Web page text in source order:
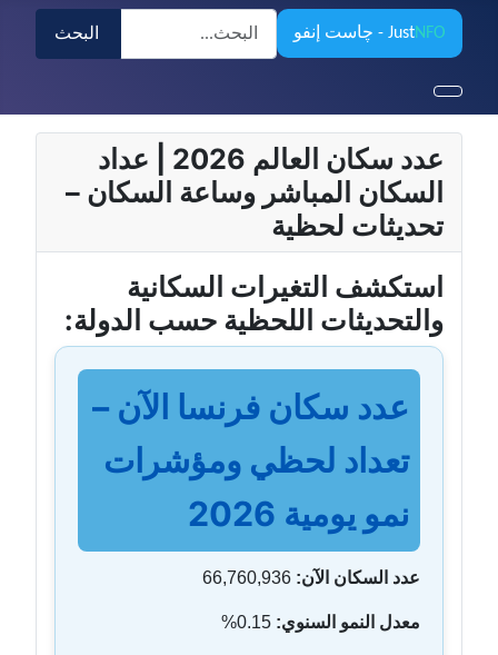
JustNFO - چاست إنفو
البحث
البحث
عدد سكان العالم 2026 | عداد
السكان المباشر وساعة السكان –
تحديثات لحظية
استكشف التغيرات السكانية
والتحديثات اللحظية حسب الدولة:
عدد سكان فرنسا الآن –
تعداد لحظي ومؤشرات
نمو يومية 2026
عدد السكان الآن: 66,760,936
معدل النمو السنوي: